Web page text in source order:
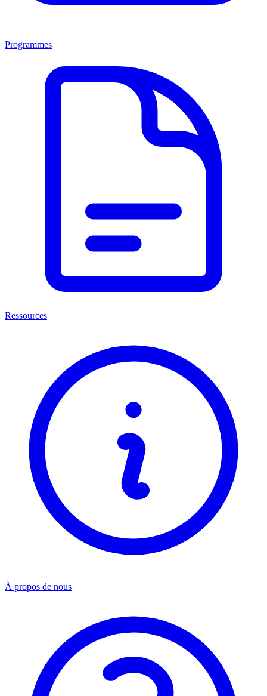
Programmes
Ressources
À propos de nous